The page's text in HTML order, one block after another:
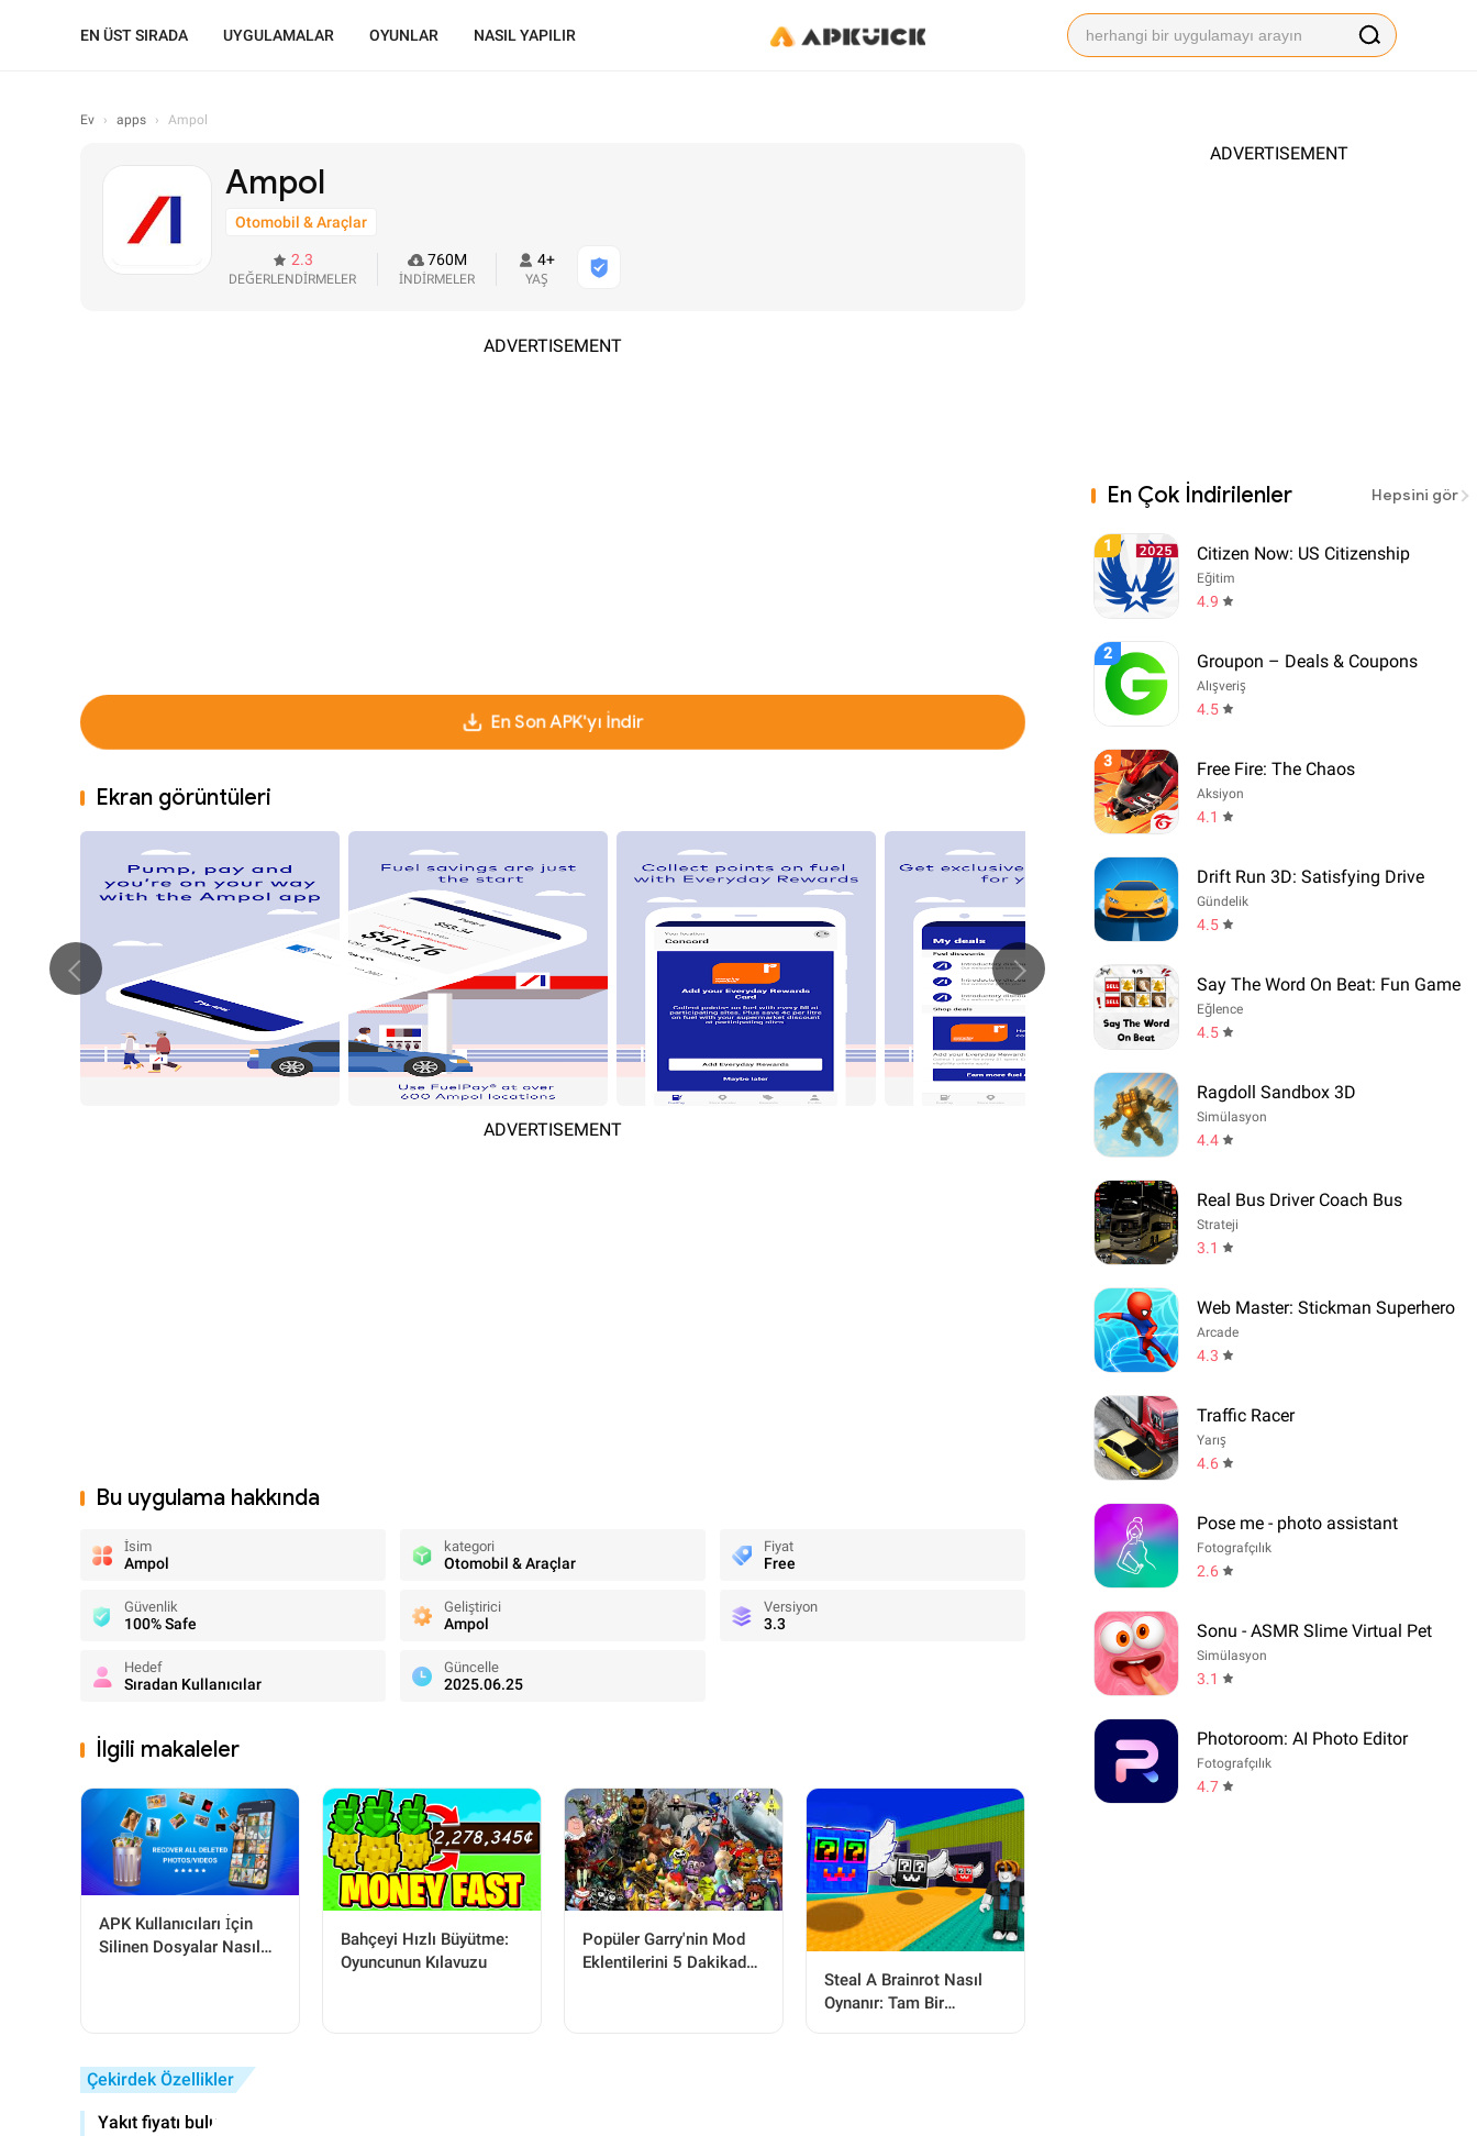
EN ÜST SIRADA UYGULAMALAR OYUNLAR NASIL YAPILIR
Ev › apps › Ampol
Ampol
Otomobil & Araçlar
2.3
DEĞERLENDİRMELER
760M
İNDİRMELER
4+
YAŞ
ADVERTISEMENT
En Son APK'yı İndir
Ekran görüntüleri
ADVERTISEMENT
Bu uygulama hakkında
İsim
Ampol
kategori
Otomobil & Araçlar
Fiyat
Free
Güvenlik
100% Safe
Geliştirici
Ampol
Versiyon
3.3
Hedef
Sıradan Kullanıcılar
Güncelle
2025.06.25
İlgili makaleler
APK Kullanıcıları İçin
Silinen Dosyalar Nasıl
Bahçeyi Hızlı Büyütme:
Oyuncunun Kılavuzu
Popüler Garry'nin Mod
Eklentilerini 5 Dakikada
Steal A Brainrot Nasıl
Oynanır: Tam Bir
Çekirdek Özellikler
Yakıt fiyatı bulucu
ADVERTISEMENT
En Çok İndirilenler Hepsini gör
1 Citizen Now: US Citizenship
Eğitim
4.9
2 Groupon – Deals & Coupons
Alışveriş
4.5
3 Free Fire: The Chaos
Aksiyon
4.1
Drift Run 3D: Satisfying Drive
Gündelik
4.5
Say The Word On Beat: Fun Game
Eğlence
4.5
Ragdoll Sandbox 3D
Simülasyon
4.4
Real Bus Driver Coach Bus
Strateji
3.1
Web Master: Stickman Superhero
Arcade
4.3
Traffic Racer
Yarış
4.6
Pose me - photo assistant
Fotografçılık
2.6
Sonu - ASMR Slime Virtual Pet
Simülasyon
3.1
Photoroom: AI Photo Editor
Fotografçılık
4.7